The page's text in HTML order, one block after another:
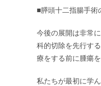
■膵頭十二指腸手術
今後の展開は非常
科的切除を先行す
療をする前に腫瘍
私たちが最初に学